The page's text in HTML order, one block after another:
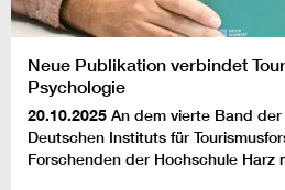
Neue Publikation verbindet
Psychologie
20.10.2025 An dem vierte Band
Deutschen Instituts für
Forschenden der Hochschule Harz